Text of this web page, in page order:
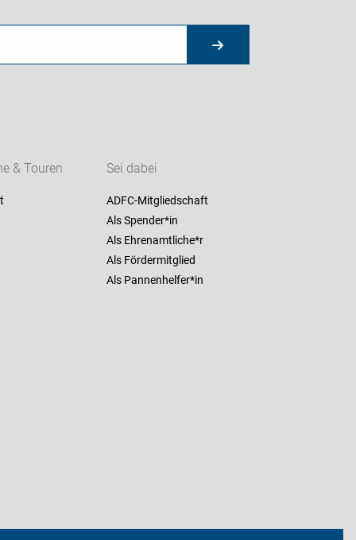
& Touren Sei dabei
ADFC-Mitgliedschaft
Als Spender*in
Als Ehrenamtliche*r
Als Fördermitglied
Als Pannenhelfer*in